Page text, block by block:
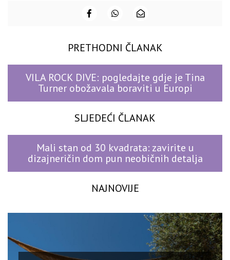
PRETHODNI ČLANAK
VILA ROCK DIVE: pogledajte gdje je Tina
Turner obožavala boraviti u Europi
SLJEDEĆI ČLANAK
Mali stan od 30 kvadrata: zavirite u
dizajneričin dom pun neobičnih detalja
NAJNOVIJE